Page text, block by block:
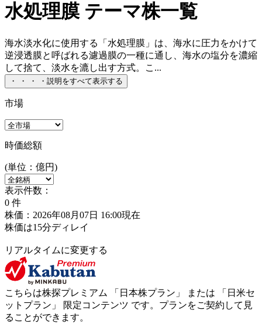
水処理膜 テーマ株一覧
海水淡水化に使用する「水処理膜」は、海水に圧力をかけて
逆浸透膜と呼ばれる濾過膜の一種に通し、海水の塩分を濃縮
して捨て、淡水を漉し出す方式。こ...
・ ・ ・ ・ 説明をすべて表示する
市場
時価総額
(単位：億円)
表示件数：
0 件
株価：2026年08月07日 16:00現在
株価は15分ディレイ
リアルタイムに変更する
こちらは株探プレミアム 「 日本株プラン 」 または 「 日米セ
ットプラン 」 限定コンテンツ です。プランをご契約して見
ることができます。